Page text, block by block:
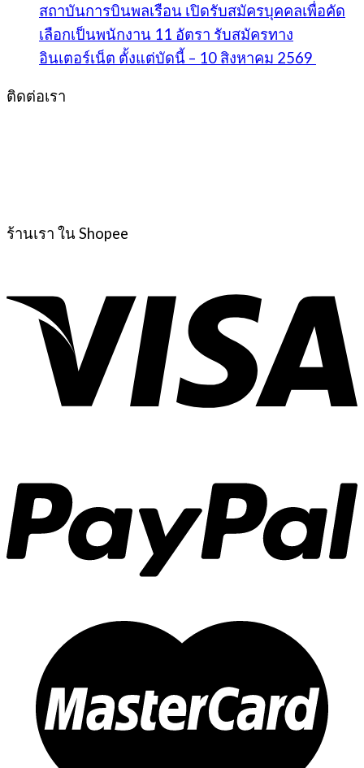
สถาบันการบินพลเรือน เปิดรับสมัครบุคคลเพื่อคัด
เลือกเป็นพนักงาน 11 อัตรา รับสมัครทาง
อินเตอร์เน็ต ตั้งแต่บัดนี้ – 10 สิงหาคม 2569
ติดต่อเรา
ร้านเรา ใน Shopee